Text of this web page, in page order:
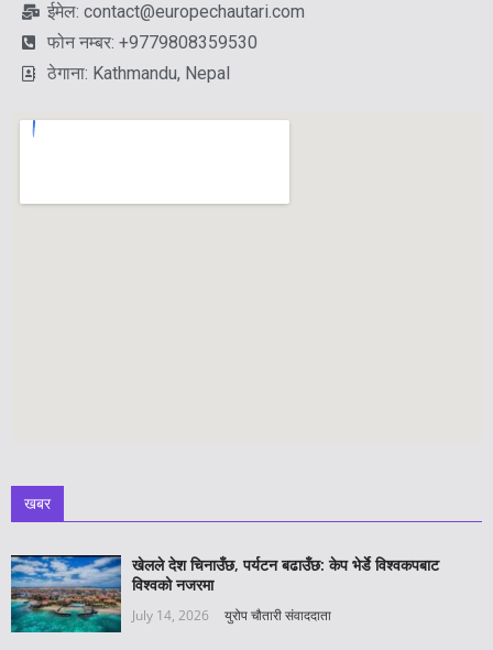
ईमेल: contact@europechautari.com
फोन नम्बर: +9779808359530
ठेगाना: Kathmandu, Nepal
खबर
खेलले देश चिनाउँछ, पर्यटन बढाउँछ: केप भेर्डे विश्वकपबाट
विश्वको नजरमा
July 14, 2026 युरोप चौतारी संवाददाता